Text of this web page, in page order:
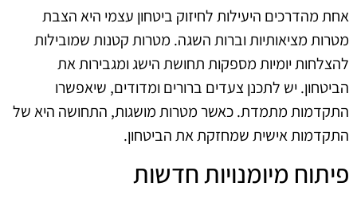
אחת מהדרכים היעילות לחיזוק ביטחון עצמי היא הצבת
מטרות מציאותיות וברות השגה. מטרות קטנות שמובילות
להצלחות יומיות מספקות תחושת הישג ומגבירות את
הביטחון. יש לתכנן צעדים ברורים ומדודים, שיאפשרו
התקדמות מתמדת. כאשר מטרות מושגות, התחושה היא של
התקדמות אישית שמחזקת את הביטחון.
פיתוח מיומנויות חדשות